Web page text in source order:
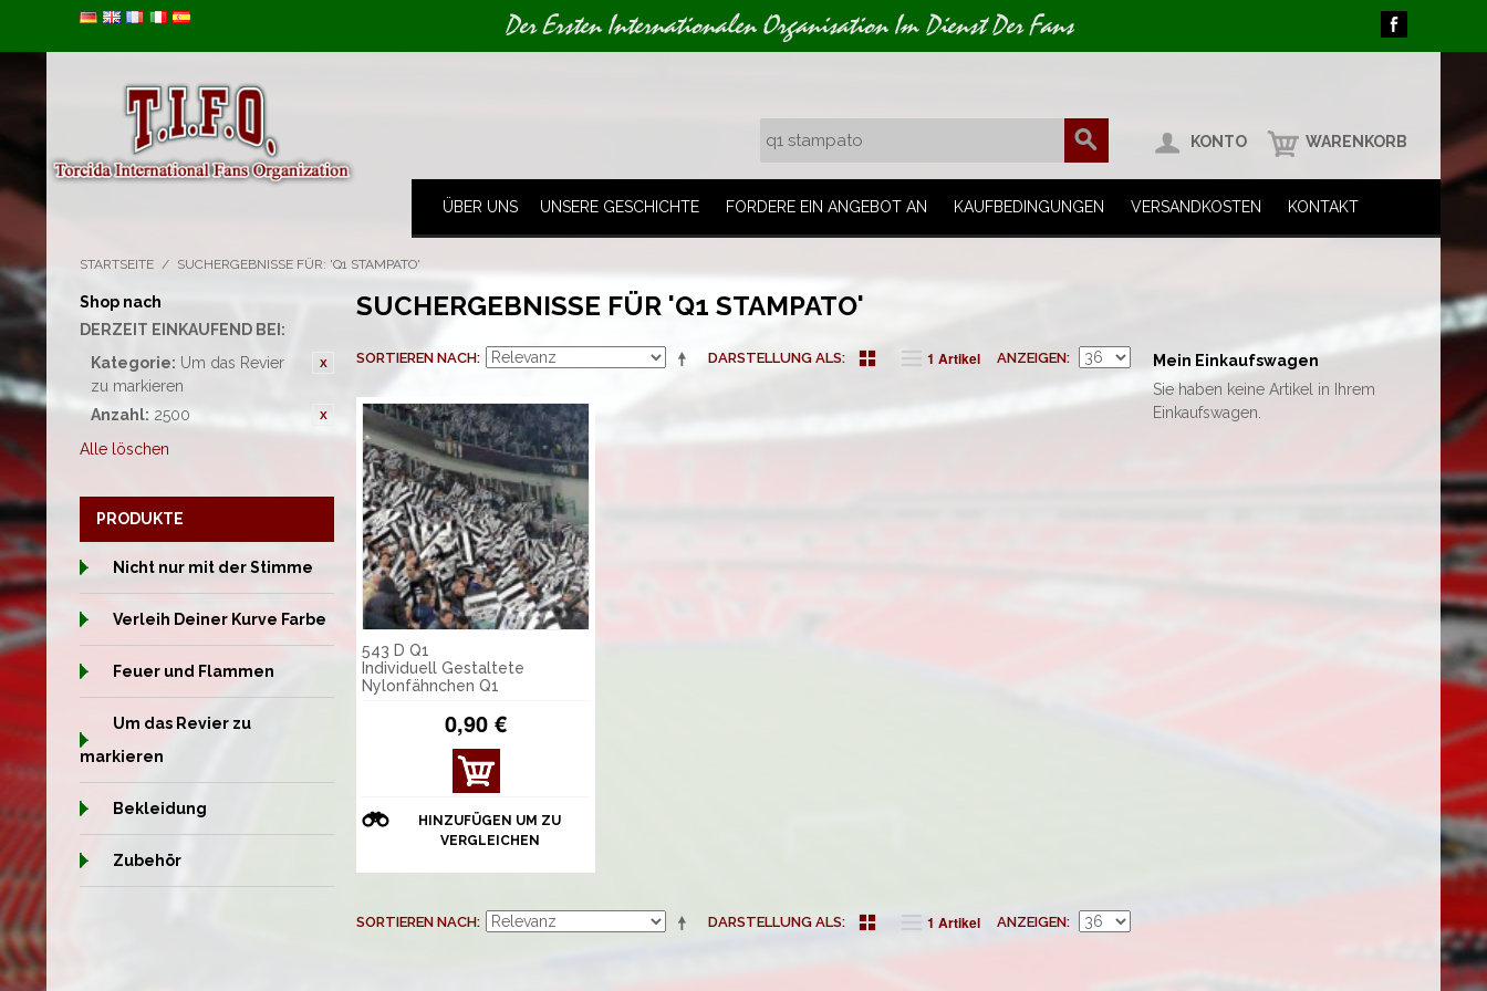
Der Ersten Internationalen Organisation Im Dienst Der Fans
KONTO WARENKORB
ÜBER UNS UNSERE GESCHICHTE FORDERE EIN ANGEBOT AN KAUFBEDINGUNGEN VERSANDKOSTEN KONTAKT
STARTSEITE / SUCHERGEBNISSE FÜR: 'Q1 STAMPATO'
Shop nach
DERZEIT EINKAUFEND BEI:
Kategorie: Um das Revier
zu markieren
Anzahl: 2500
Alle löschen
SUCHERGEBNISSE FÜR 'Q1 STAMPATO'
DARSTELLUNG ALS
SORTIEREN NACH 1 Artikel ANZEIGEN
543 D Q1
Individuell Gestaltete
Nylonfähnchen Q1
0,90 €
DET
AILS
ANZ
HINZUFÜGEN UM ZU
VERGLEICHEN
DARSTELLUNG ALS
SORTIEREN NACH 1 Artikel ANZEIGEN
PRODUKTE
Nicht nur mit der Stimme
Verleih Deiner Kurve Farbe
Feuer und Flammen
Um das Revier zu
markieren
Bekleidung
Zubehör
Mein Einkaufswagen
Sie haben keine Artikel in Ihrem
Einkaufswagen.